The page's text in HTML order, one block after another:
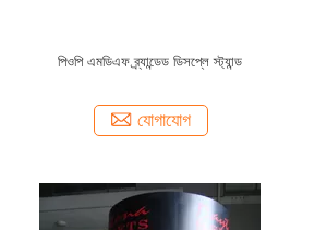
পিওপি এমডিএফ ব্র্যান্ডেড ডিসপ্লে স্ট্যান্ড
যোগাযোগ